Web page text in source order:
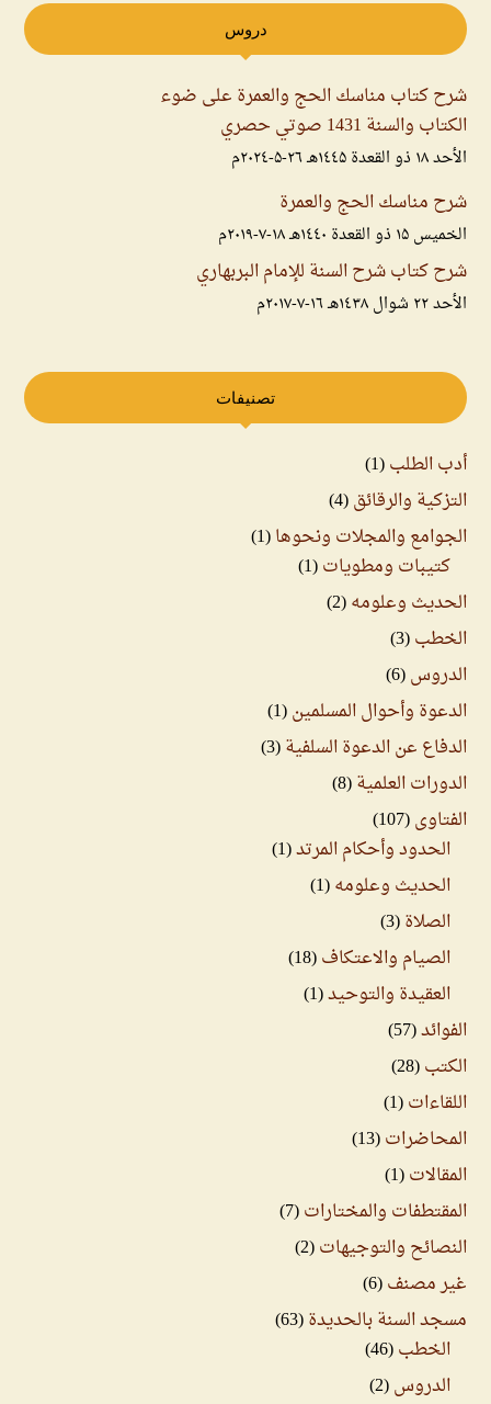
دروس
شرح كتاب مناسك الحج والعمرة على ضوء
الكتاب والسنة 1431 صوتي حصري
الأحد ۱۸ ذو القعدة ۱٤٤۵هـ ۲٦-۵-۲۰۲٤م
شرح مناسك الحج والعمرة
الخميس ۱۵ ذو القعدة ۱٤٤۰هـ ۱۸-۷-۲۰۱۹م
شرح كتاب شرح السنة للإمام البربهاري
الأحد ۲۲ شوال ۱٤۳۸هـ ۱٦-۷-۲۰۱۷م
تصنيفات
أدب الطلب(1)
التزكية والرقائق(4)
الجوامع والمجلات ونحوها(1)
كتيبات ومطويات(1)
الحديث وعلومه(2)
الخطب(3)
الدروس(6)
الدعوة وأحوال المسلمين(1)
الدفاع عن الدعوة السلفية(3)
الدورات العلمية(8)
الفتاوى(107)
الحدود وأحكام المرتد(1)
الحديث وعلومه(1)
الصلاة(3)
الصيام والاعتكاف(18)
العقيدة والتوحيد(1)
الفوائد(57)
الكتب(28)
اللقاءات(1)
المحاضرات(13)
المقالات(1)
المقتطفات والمختارات(7)
النصائح والتوجيهات(2)
غير مصنف(6)
مسجد السنة بالحديدة(63)
الخطب(46)
الدروس(2)